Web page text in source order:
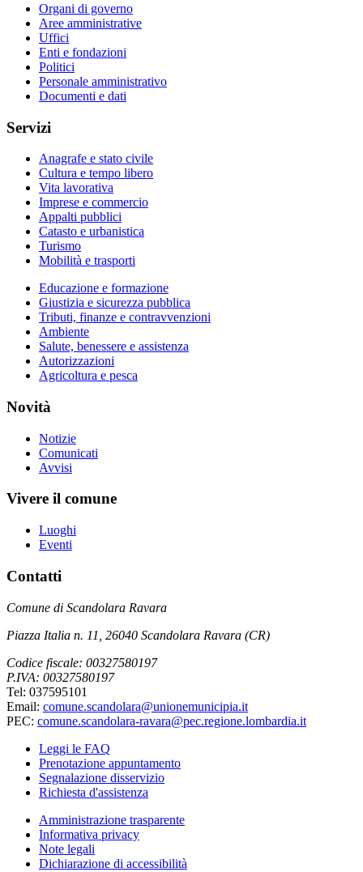
Organi di governo
Aree amministrative
Uffici
Enti e fondazioni
Politici
Personale amministrativo
Documenti e dati
Servizi
Anagrafe e stato civile
Cultura e tempo libero
Vita lavorativa
Imprese e commercio
Appalti pubblici
Catasto e urbanistica
Turismo
Mobilità e trasporti
Educazione e formazione
Giustizia e sicurezza pubblica
Tributi, finanze e contravvenzioni
Ambiente
Salute, benessere e assistenza
Autorizzazioni
Agricoltura e pesca
Novità
Notizie
Comunicati
Avvisi
Vivere il comune
Luoghi
Eventi
Contatti
Comune di Scandolara Ravara
Piazza Italia n. 11, 26040 Scandolara Ravara (CR)
Codice fiscale: 00327580197
P.IVA: 00327580197
Tel: 037595101
Email: comune.scandolara@unionemunicipia.it
PEC: comune.scandolara-ravara@pec.regione.lombardia.it
Leggi le FAQ
Prenotazione appuntamento
Segnalazione disservizio
Richiesta d'assistenza
Amministrazione trasparente
Informativa privacy
Note legali
Dichiarazione di accessibilità